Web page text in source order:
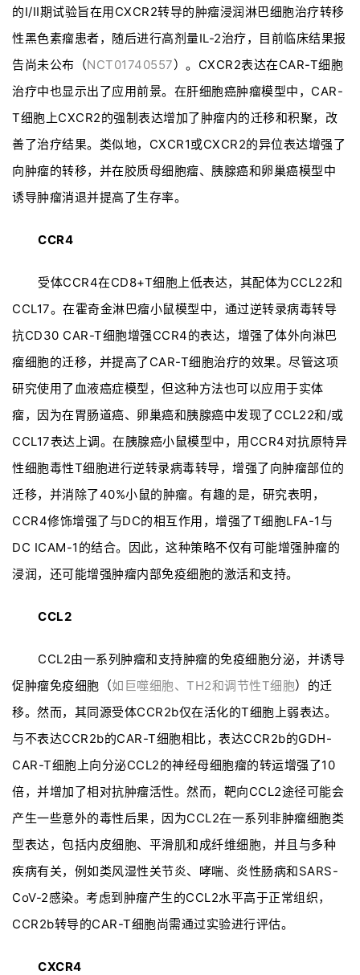
的I/II期试验旨在用CXCR2转导的肿瘤浸润淋巴细胞治疗转移
性黑色素瘤患者，随后进行高剂量IL-2治疗，目前临床结果报
告尚未公布（NCT01740557）。CXCR2表达在CAR-T细胞
治疗中也显示出了应用前景。在肝细胞癌肿瘤模型中，CAR-
T细胞上CXCR2的强制表达增加了肿瘤内的迁移和积聚，改
善了治疗结果。类似地，CXCR1或CXCR2的异位表达增强了
向肿瘤的转移，并在胶质母细胞瘤、胰腺癌和卵巢癌模型中
诱导肿瘤消退并提高了生存率。
CCR4
受体CCR4在CD8+T细胞上低表达，其配体为CCL22和
CCL17。在霍奇金淋巴瘤小鼠模型中，通过逆转录病毒转导
抗CD30 CAR-T细胞增强CCR4的表达，增强了体外向淋巴
瘤细胞的迁移，并提高了CAR-T细胞治疗的效果。尽管这项
研究使用了血液癌症模型，但这种方法也可以应用于实体
瘤，因为在胃肠道癌、卵巢癌和胰腺癌中发现了CCL22和/或
CCL17表达上调。在胰腺癌小鼠模型中，用CCR4对抗原特异
性细胞毒性T细胞进行逆转录病毒转导，增强了向肿瘤部位的
迁移，并消除了40%小鼠的肿瘤。有趣的是，研究表明，
CCR4修饰增强了与DC的相互作用，增强了T细胞LFA-1与
DC ICAM-1的结合。因此，这种策略不仅有可能增强肿瘤的
浸润，还可能增强肿瘤内部免疫细胞的激活和支持。
CCL2
CCL2由一系列肿瘤和支持肿瘤的免疫细胞分泌，并诱导
促肿瘤免疫细胞（如巨噬细胞、TH2和调节性T细胞）的迁
移。然而，其同源受体CCR2b仅在活化的T细胞上弱表达。
与不表达CCR2b的CAR-T细胞相比，表达CCR2b的GDH-
CAR-T细胞上向分泌CCL2的神经母细胞瘤的转运增强了10
倍，并增加了相对抗肿瘤活性。然而，靶向CCL2途径可能会
产生一些意外的毒性后果，因为CCL2在一系列非肿瘤细胞类
型表达，包括内皮细胞、平滑肌和成纤维细胞，并且与多种
疾病有关，例如类风湿性关节炎、哮喘、炎性肠病和SARS-
CoV-2感染。考虑到肿瘤产生的CCL2水平高于正常组织，
CCR2b转导的CAR-T细胞尚需通过实验进行评估。
CXCR4